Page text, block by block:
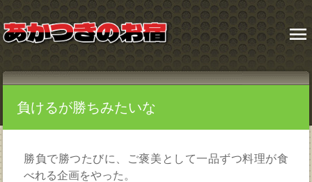
menu
負けるが勝ちみたいな
勝負で勝つたびに、ご褒美として一品ずつ料理が食
べれる企画をやった。